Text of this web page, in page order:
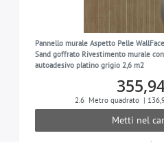
Pannello murale Aspetto Pelle
Sand goffrato Rivestimento murale
autoadesivo platino grigio 2,6 m2
2.6 Metro quadrato |
Metti nel